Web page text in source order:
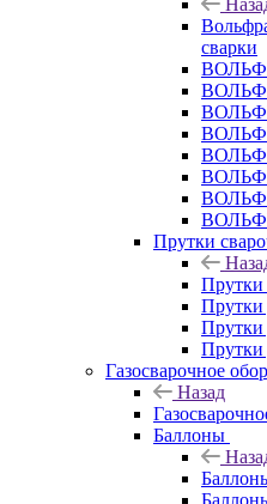
сварки
Прутки
Прутки
Прутки
Прутки
Прутки
Газосварочное
Назад
Баллоны